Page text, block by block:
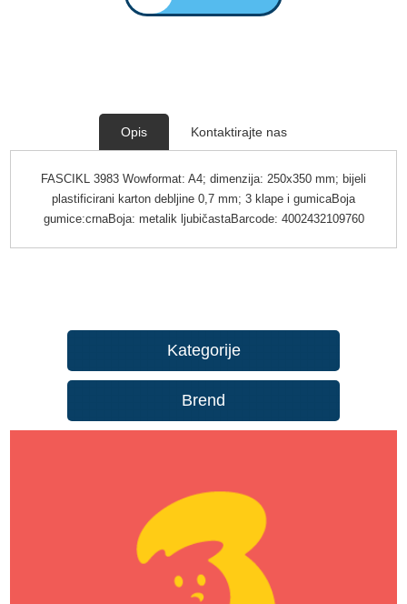
Opis Kontaktirajte nas
FASCIKL 3983 Wowformat: A4; dimenzija: 250x350 mm; bijeli
plastificirani karton debljine 0,7 mm; 3 klape i gumicaBoja
gumice:crnaBoja: metalik ljubičastaBarcode: 4002432109760
Kategorije
Brend